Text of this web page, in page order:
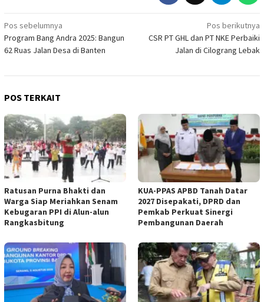
Navigasi
pos
Pos sebelumnya
Program Bang Andra 2025: Bangun
62 Ruas Jalan Desa di Banten
Pos berikutnya
CSR PT GHL dan PT NKE Perbaiki
Jalan di Cilograng Lebak
POS TERKAIT
Ratusan Purna Bhakti dan
Warga Siap Meriahkan Senam
Kebugaran PPI di Alun-alun
Rangkasbitung
KUA-PPAS APBD Tanah Datar
2027 Disepakati, DPRD dan
Pemkab Perkuat Sinergi
Pembangunan Daerah